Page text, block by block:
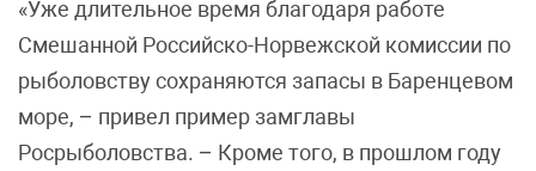
«Уже длительное время благодаря работе
Смешанной Российско-Норвежской комиссии по
рыболовству сохраняются запасы в Баренцевом
море, – привел пример замглавы
Росрыболовства. – Кроме того, в прошлом году